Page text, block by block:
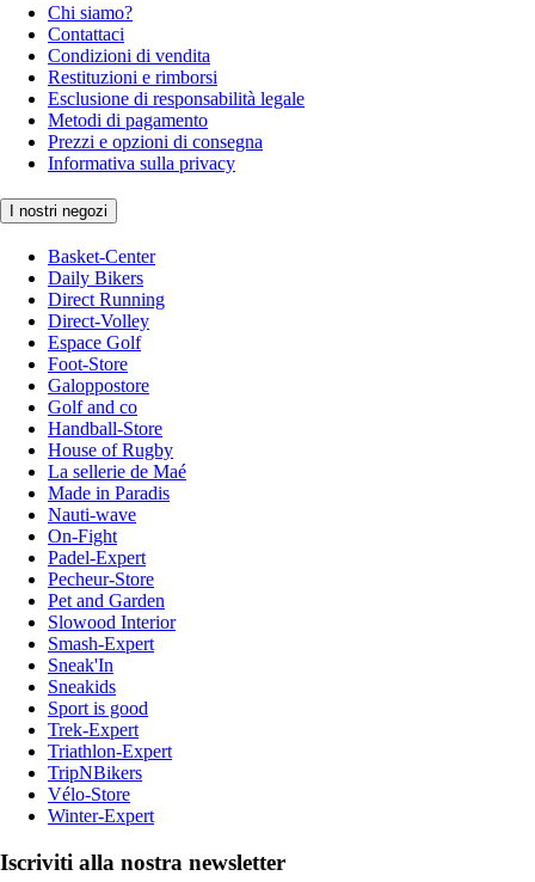
Chi siamo?
Contattaci
Condizioni di vendita
Restituzioni e rimborsi
Esclusione di responsabilità legale
Metodi di pagamento
Prezzi e opzioni di consegna
Informativa sulla privacy
I nostri negozi
Basket-Center
Daily Bikers
Direct Running
Direct-Volley
Espace Golf
Foot-Store
Galoppostore
Golf and co
Handball-Store
House of Rugby
La sellerie de Maé
Made in Paradis
Nauti-wave
On-Fight
Padel-Expert
Pecheur-Store
Pet and Garden
Slowood Interior
Smash-Expert
Sneak'In
Sneakids
Sport is good
Trek-Expert
Triathlon-Expert
TripNBikers
Vélo-Store
Winter-Expert
Iscriviti alla nostra newsletter